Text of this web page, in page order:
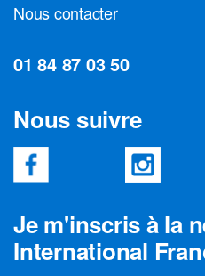
Nous contacter
01 84 87 03 50
Nous suivre
Je m'inscris à la
International